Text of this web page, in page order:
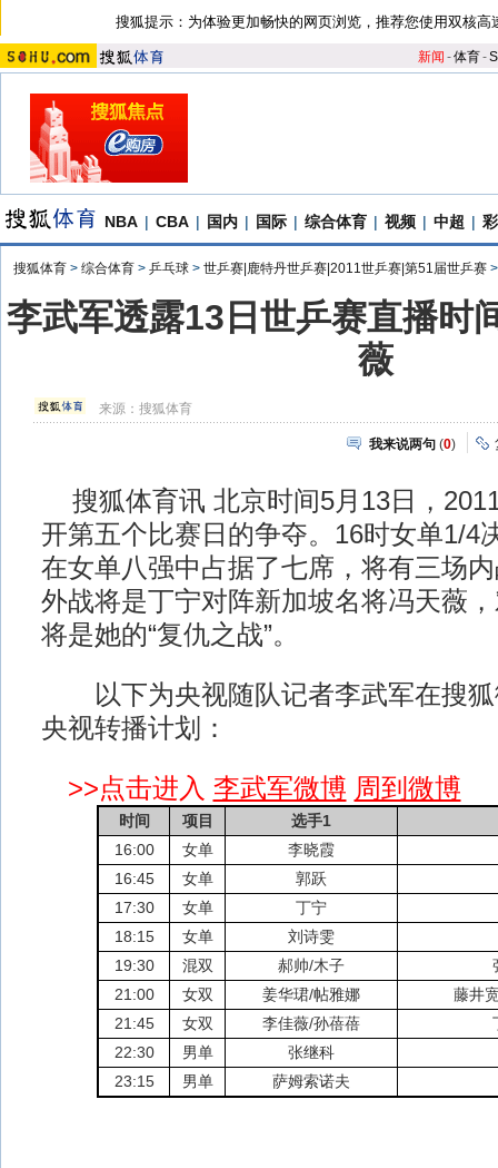
搜狐提示：为体验更加畅快的网页浏览，推荐您使用双核高
新闻 -体育-S
NBA | CBA | 国内 | 国际 | 综合体育 | 视频 | 中超 |
搜狐体育 > 综合体育 > 乒乓球 > 世乒赛|鹿特丹世乒赛|2011世乒赛|第51届世乒赛
李武军透露13日世乒赛直播时
薇
来源：搜狐体育
我来说两句 (0)
搜狐体育讯 北京时间5月13日，
开第五个比赛日的争夺。16时女单1/4
在女单八强中占据了七席，将有三场
外战将是丁宁对阵新加坡名将冯天薇
将是她的“复仇之战”。
以下为央视随队记者李武军在搜狐
央视转播计划：
>>点击进入 李武军微博 周到微博
时间 项目
选手1
16:00
女单
李晓霞
16:45
女单
郭跃
17:30
女单
丁宁
18:15
女单
刘诗雯
19:30
混双 郝帅/木子
21:00
女双 姜华珺/帖雅娜
藤井
21:45
女双 李佳薇/孙蓓蓓
22:30
男单
张继科
23:15
男单 萨姆索诺夫